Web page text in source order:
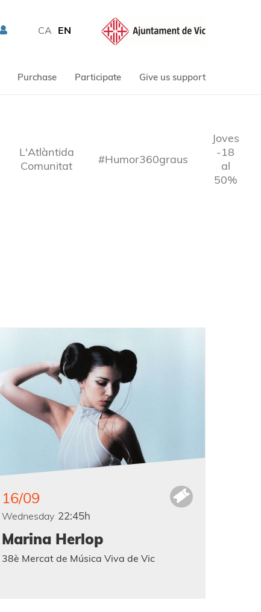
CA EN
Purchase Participate Give us support
L'Atlàntida
Comunitat
#Humor360graus
Joves
-18
al
50%
16/09
Wednesday 22:45h
Marina Herlop
38è Mercat de Música Viva de Vic